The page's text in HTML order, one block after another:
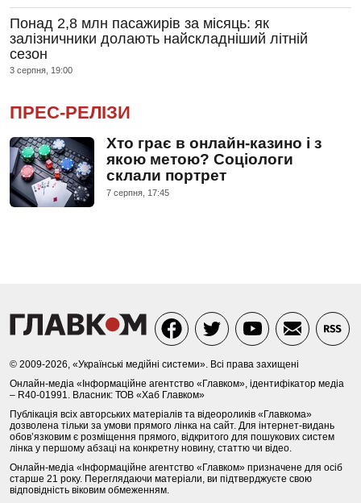
Понад 2,8 млн пасажирів за місяць: як
залізничники долають найскладніший літній
сезон
3 серпня, 19:00
ПРЕС-РЕЛІЗИ
Хто грає в онлайн-казино і з
якою метою? Соціологи
склали портрет
7 серпня, 17:45
© 2009-2026, «Українські медійні системи». Всі права захищені
Онлайн-медіа «Інформаційне агентство «Главком», ідентифікатор медіа
– R40-01991. Власник: ТОВ «Хаб Главком»
Публікація всіх авторських матеріалів та відеороликів «Главкома»
дозволена тільки за умови прямого лінка на сайт. Для інтернет-видань
обов’язковим є розміщення прямого, відкритого для пошукових систем
лінка у першому абзаці на конкретну новину, статтю чи відео.
Онлайн-медіа «Інформаційне агентство «Главком» призначене для осіб
старше 21 року. Переглядаючи матеріали, ви підтверджуєте свою
відповідність віковим обмеженням.